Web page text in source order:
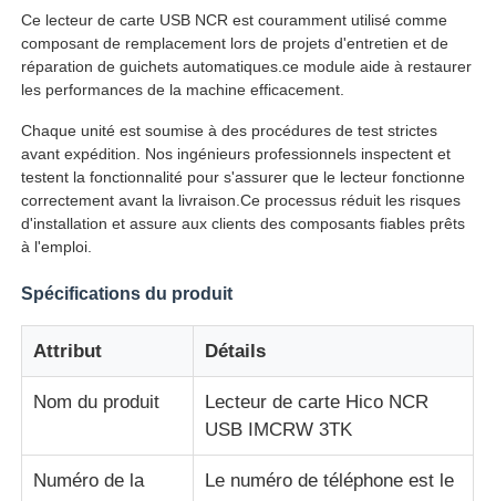
A propos de nous
Visite d'usine
Contrôle de la qualité
nouvelles
Tous les cas
Demande de soumission
Ce lecteur de carte USB NCR est couramment utilisé comme
composant de remplacement lors de projets d'entretien et de
réparation de guichets automatiques.ce module aide à restaurer
les performances de la machine efficacement.
Chaque unité est soumise à des procédures de test strictes
avant expédition. Nos ingénieurs professionnels inspectent et
testent la fonctionnalité pour s'assurer que le lecteur fonctionne
correctement avant la livraison.Ce processus réduit les risques
d'installation et assure aux clients des composants fiables prêts
à l'emploi.
Spécifications du produit
Attribut Détails
Nom du produit
Lecteur de carte Hico NCR
USB IMCRW 3TK
Numéro de la
Le numéro de téléphone est le